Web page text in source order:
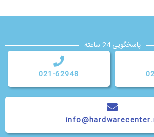
پاسخگویی 24 ساعته
021-62948